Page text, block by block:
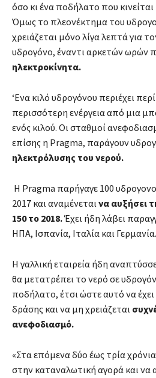
όσο κι ένα ποδήλατο που
Όμως το πλεονέκτημα του
χρειάζεται μόνο λίγα λεπτά για
υδρογόνο, έναντι αρκετών ωρών
ηλεκτροκίνητα.
‘Ενα κιλό υδρογόνου περιέχει
περισσότερη ενέργεια από μια
ενός κιλού. Οι σταθμοί
επίσης η Pragma, παράγουν
ηλεκτρόλυσης του νερού.
Η Pragma παρήγαγε 100
2017 και αναμένεταινα αυξήσει
150 το 2018.Έχει ήδη λάβει
ΗΠΑ, Ισπανία, Ιταλία και Γερμανία.
Η γαλλική εταιρεία ήδη
θα μετατρέπει το νερό σε
ποδήλατο, έτσι ώστε αυτό να
δράσης και να μη χρειάζεται
ανεφοδιασμό.
«Στα επόμενα δύο έως τρία
στην καταναλωτική αγορά και να